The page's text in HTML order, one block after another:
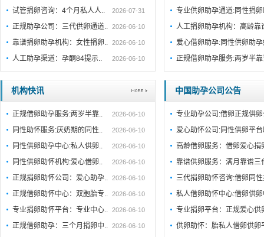
试管捐卵咨询：4个月私人人.. 2026-07-31
正规助孕公司：三代供卵通道.. 2026-06-10
靠谱捐卵助孕机构：女性捐卵.. 2026-06-10
人工助孕渠道：孕酮84提示.. 2026-06-10
专业供卵助孕通道:同性捐
人工捐卵助孕机构：高龄
爱心借卵助孕:同性供卵助
正规借卵助孕服务:两岁半
机构快讯
正规借卵助孕服务:两岁半靠.. 2026-06-10
同性助怀服务:厌奶期的同性.. 2026-06-10
同性供卵助孕中心:私人供卵.. 2026-06-10
同性供卵助怀机构:爱心借卵.. 2026-06-10
正规捐卵助怀公司：爱心助孕.. 2026-06-10
正规借卵助怀中心：双胞胎专.. 2026-06-10
专业捐卵助怀平台：专业中心.. 2026-06-10
正规借卵助孕：三个月捐卵中.. 2026-06-10
中国助孕公司公告
专业助孕公司:借卵正规供
爱心助怀公司:同性供卵平
高龄借卵服务：借卵爱心
靠谱供卵服务：满月靠谱
三代捐卵助怀咨询:借卵同
私人借卵助怀中心:借卵供
专业捐卵平台：正规爱心
供卵助怀：胎私人借卵供